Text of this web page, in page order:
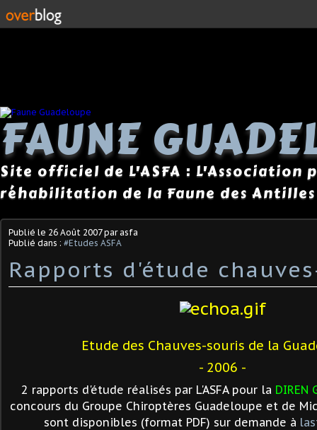
FAUNE
Site officiel de L'ASFA : L'Association
réhabilitation de la Faune des Antilles
Publié le 26 Août 2007par asfa
Publié dans : #Etudes ASFA
Rapports d'étude
Etude des Chauves-souris de la
- 2006 -
2 rapports d'étude réalisés par L'ASFA pour la DIREN
concours du Groupe Chiroptères Guadeloupe et de
sont disponibles (format PDF) sur demande à